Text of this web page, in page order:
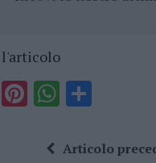
T Pi
te
W
ata
Articolo